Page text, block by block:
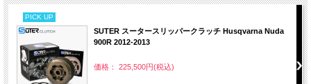
PICK UP
SUTER スータースリッパークラッチ Husqvarna Nuda
900R 2012-2013
価格： 225,500円(税込)